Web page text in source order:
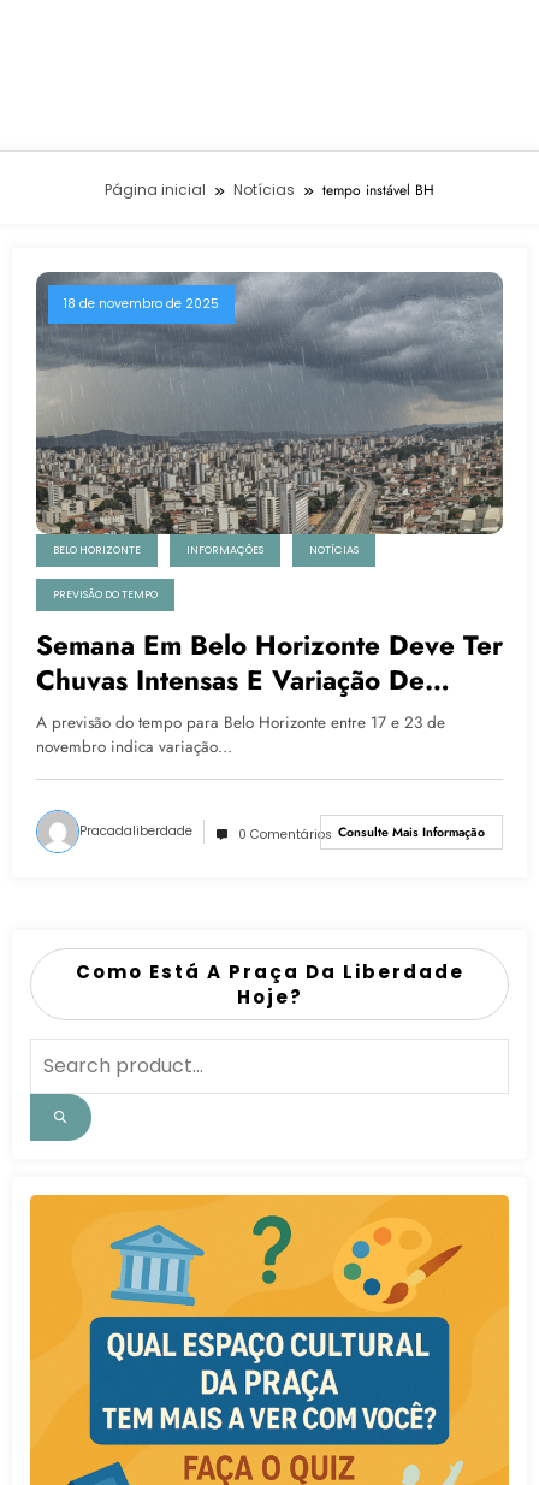
Página inicial Notícias tempo instável BH
18 de novembro de 2025
BELO HORIZONTE INFORMAÇÕES NOTÍCIAS
PREVISÃO DO TEMPO
Semana Em Belo Horizonte Deve Ter
Chuvas Intensas E Variação De
Temperatura
A previsão do tempo para Belo Horizonte entre 17 e 23 de
novembro indica variação…
Pracadaliberdade 0 Comentários Consulte Mais Informação
Como Está A Praça Da Liberdade
Hoje?